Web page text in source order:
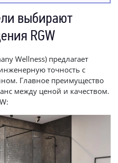
выбирают
RGW
Wellness) предлагает
точность с
Главное преимущество
между ценой и качеством.